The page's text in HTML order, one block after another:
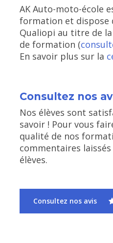
AK Auto-moto-école
formation et dispose
Qualiopi au titre de
de formation (
En savoir plus sur la
Consultez nos
Nos élèves sont
savoir ! Pour vous
qualité de nos
commentaires
élèves.
Consultez nos avis